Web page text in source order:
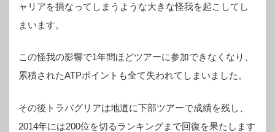
ャリアを損なってしまうような大きな怪我を起こしてし
まいます。
この怪我の影響で1年間ほどツアーに参加できなくなり、
累積されたATPポイントも全て失われてしまいました。
その後トラバグリアは地道に下部ツアーで成績を残し、
2014年には200位を切るランキングまで回復を果たします